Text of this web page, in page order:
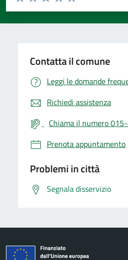
Valuta 5 stelle su
Valuta 4 stelle su 5
Valuta 3 stelle su 5
Valuta 2 stelle su 5
Valuta 1 stelle su 5
Contatta il comune
Leggi le domande
Richiedi assistenza
Chiama il numero
Prenota appuntamento
Problemi in città
Segnala disservizio